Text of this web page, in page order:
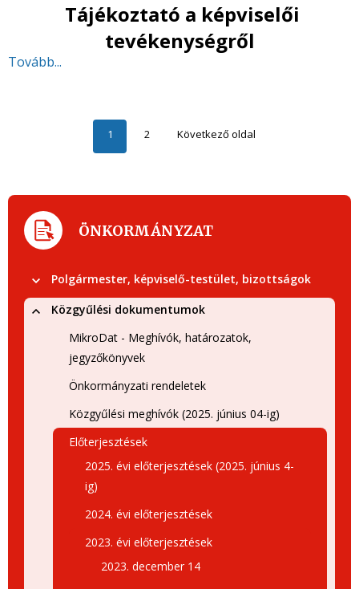
Tájékoztató a képviselői
tevékenységről
Tovább...
1 2 Következő oldal
ÖNKORMÁNYZAT
Polgármester, képviselő-testület, bizottságok
Közgyűlési dokumentumok
MikroDat - Meghívók, határozatok,
jegyzőkönyvek
Önkormányzati rendeletek
Közgyűlési meghívók (2025. június 04-ig)
Előterjesztések
2025. évi előterjesztések (2025. június 4-
ig)
2024. évi előterjesztések
2023. évi előterjesztések
2023. december 14